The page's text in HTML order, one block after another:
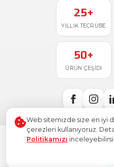
25+
YILLIK TECRÜBE
50+
ÜRÜN ÇEŞIDI
Türkiye'de
Web sitemizde size en iyi
çerezleri kullanıyoruz.
Politikamızı